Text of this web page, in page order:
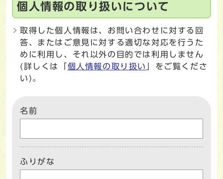
個人情報の取り扱いについて
取得した個人情報は、お問い合わせに対する回
答、またはご意見に対する適切な対応を行うた
めに利用し、それ以外の目的では利用しません
(詳しくは「個人情報の取り扱い
」をご覧くださ
い)。
名前
ふりがな